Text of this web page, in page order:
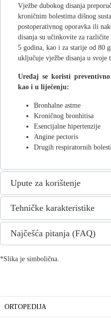
ORTOPEDIJA
Vježbe dubokog disanja
kroničnim bolestima dišnog
postoperativnog oporavka ili
disanja su učinkovite za
5 godina, kao i za starije od 80
uključuje vježbe disanja u svoje
Uređaj se koristi
kao i u liječenju:
Bronhalne astme
Kroničnog bronhitisa
Esencijalne hipertenzije
Angine pectoris
Drugih respiratornih bolesti
Upute za korištenje
Tehničke karakteristike
Najčešća pitanja (FAQ)
*Slika je simbolična.